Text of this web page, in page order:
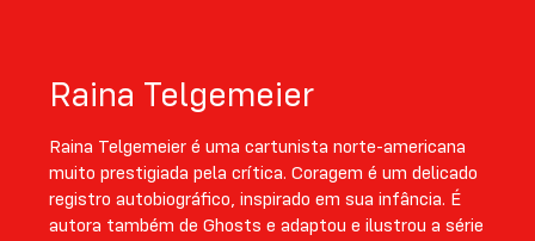
Raina Telgemeier
Raina Telgemeier é uma cartunista norte-americana
muito prestigiada pela crítica. Coragem é um delicado
registro autobiográfico, inspirado em sua infância. É
autora também de Ghosts e adaptou e ilustrou a série